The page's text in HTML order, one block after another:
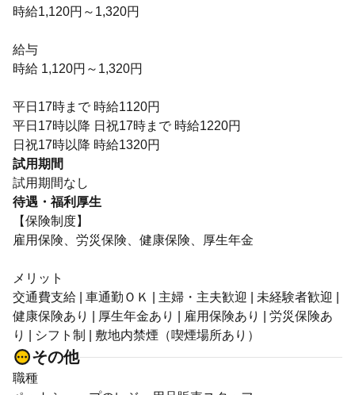
時給1,120円～1,320円
給与
時給 1,120円～1,320円
平日17時まで 時給1120円
平日17時以降 日祝17時まで 時給1220円
日祝17時以降 時給1320円
試用期間
試用期間なし
待遇・福利厚生
【保険制度】
雇用保険、労災保険、健康保険、厚生年金
メリット
交通費支給 | 車通勤ＯＫ | 主婦・主夫歓迎 | 未経験者歓迎 |
健康保険あり | 厚生年金あり | 雇用保険あり | 労災保険あ
り | シフト制 | 敷地内禁煙（喫煙場所あり）
その他
職種